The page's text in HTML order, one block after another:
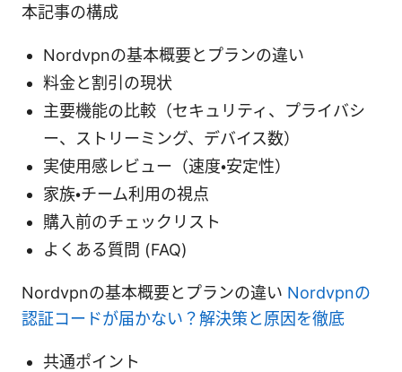
本記事の構成
Nordvpnの基本概要とプランの違い
料金と割引の現状
主要機能の比較（セキュリティ、プライバシ
ー、ストリーミング、デバイス数）
実使用感レビュー（速度・安定性）
家族・チーム利用の視点
購入前のチェックリスト
よくある質問 (FAQ)
Nordvpnの基本概要とプランの違い Nordvpnの
認証コードが届かない？解決策と原因を徹底
共通ポイント